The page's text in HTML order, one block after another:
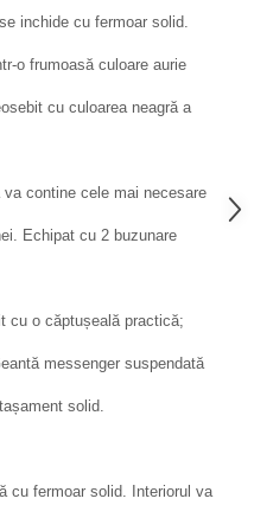
inchide cu fermoar solid.
o frumoasă culoare aurie
cu culoarea neagră a
contine cele mai necesare
Echipat cu 2 buzunare
cu o căptușeală practică;
messenger suspendată
solid.
cu fermoar solid. Interiorul va